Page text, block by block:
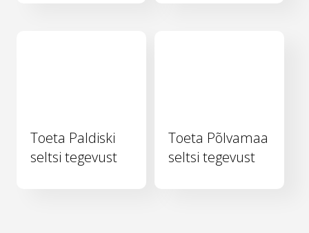
Toeta Paldiski
seltsi tegevust
Toeta Põlvamaa
seltsi tegevust